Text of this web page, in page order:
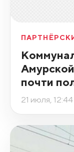
почти
21 июля, 12:44